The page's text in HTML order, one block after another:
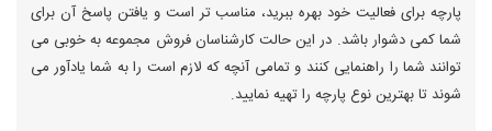
پارچه برای فعالیت خود بهره ببرید، مناسب تر است و یافتن پاسخ آن برای
شما کمی دشوار باشد. در این حالت کارشناسان فروش مجموعه به خوبی می
توانند شما را راهنمایی کنند و تمامی آنچه که لازم است را به شما یادآور می
شوند تا بهترین نوع پارچه را تهیه نمایید.